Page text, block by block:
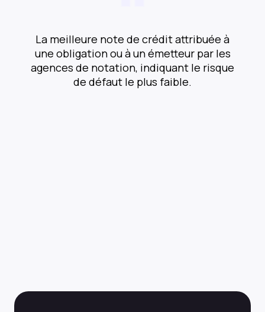
La meilleure note de crédit attribuée à
une obligation ou à un émetteur par les
agences de notation, indiquant le risque
de défaut le plus faible.